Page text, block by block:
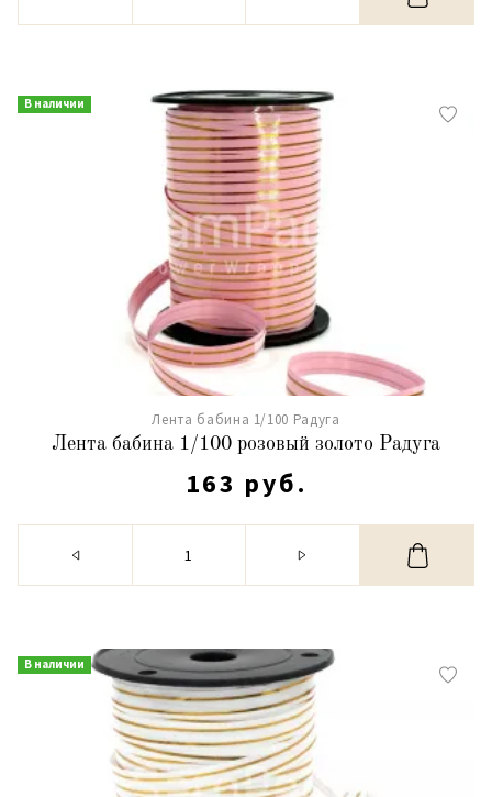
В наличии
Лента бабина 1/100 Радуга
Лента бабина 1/100 розовый золото Радуга
163 руб.
В наличии